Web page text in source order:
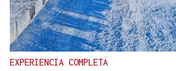
EXPERIENCIA COMPLETA